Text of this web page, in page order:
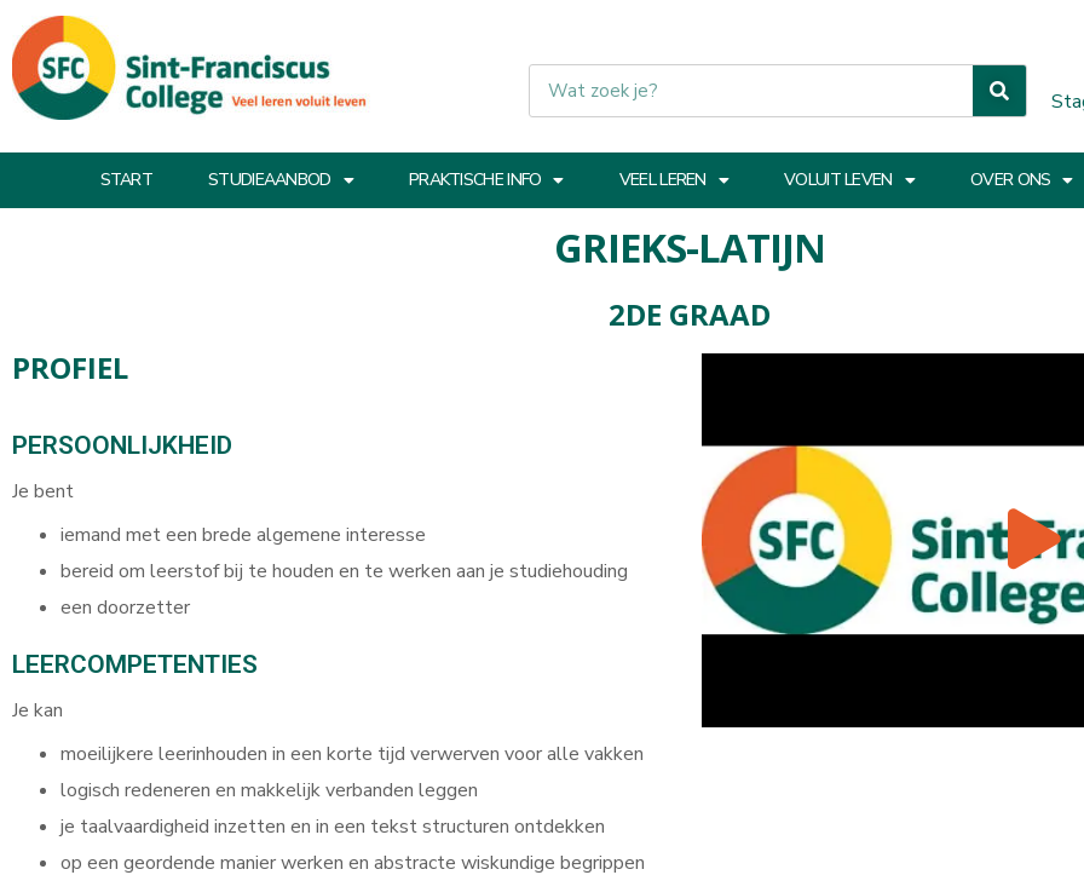
START STUDIEAANBOD PRAKTISCHE INFO VEEL LEREN VOLUIT LEVEN OVER ONS
GRIEKS-LATIJN
2DE GRAAD
PROFIEL
PERSOONLIJKHEID
Je bent
iemand met een brede algemene interesse
bereid om leerstof bij te houden en te werken aan je studiehouding
een doorzetter
LEERCOMPETENTIES
Je kan
moeilijkere leerinhouden in een korte tijd verwerven voor alle vakken
logisch redeneren en makkelijk verbanden leggen
je taalvaardigheid inzetten en in een tekst structuren ontdekken
op een geordende manier werken en abstracte wiskundige begrippen